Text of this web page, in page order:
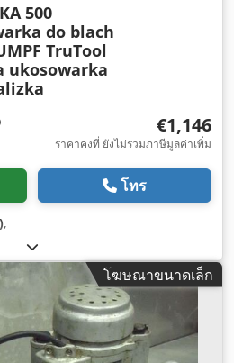
500
do blach
TruTool
ukosowarka
€1,146
ราคาคงที่ ยังไม่รวมภาษีมูลค่าเพิ่ม
โทร
,
โฆษณาขนาดเล็ก